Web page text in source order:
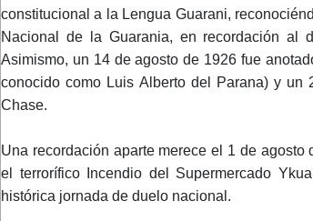
constitucional a la Lengua Guarani,
Nacional de la Guarania, en recordación al
Asimismo, un 14 de agosto de 1926 fue
conocido como Luis Alberto del Parana) y un
Chase.
Una recordación aparte merece el 1 de
el terrorífico Incendio del Supermercado
histórica jornada de duelo nacional.